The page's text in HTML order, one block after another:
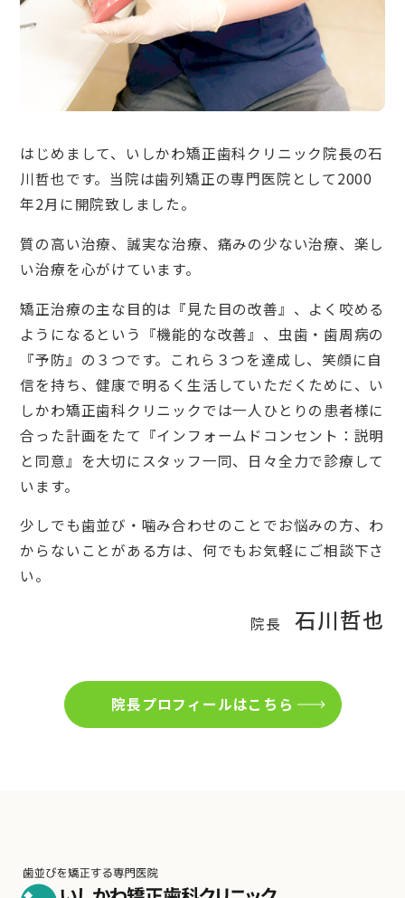
はじめまして、いしかわ矯正歯科クリニック院長の石
川哲也です。当院は歯列矯正の専門医院として2000
年2月に開院致しました。
質の高い治療、誠実な治療、痛みの少ない治療、楽し
い治療を心がけています。
矯正治療の主な目的は『見た目の改善』、よく咬める
ようになるという『機能的な改善』、虫歯・歯周病の
『予防』の３つです。これら３つを達成し、笑顔に自
信を持ち、健康で明るく生活していただくために、い
しかわ矯正歯科クリニックでは一人ひとりの患者様に
合った計画をたて『インフォームドコンセント：説明
と同意』を大切にスタッフ一同、日々全力で診療して
います。
少しでも歯並び・噛み合わせのことでお悩みの方、わ
からないことがある方は、何でもお気軽にご相談下さ
い。
院長 石川哲也
院長プロフィールはこちら